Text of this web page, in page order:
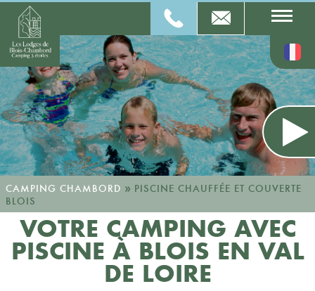
CAMPING CHAMBORD » PISCINE CHAUFFÉE ET COUVERTE
BLOIS
VOTRE CAMPING AVEC
PISCINE À BLOIS EN VAL
DE LOIRE